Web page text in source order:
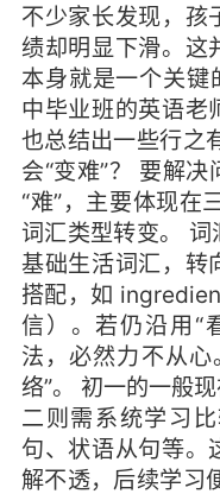
不少家长发现，孩
绩却明显下滑。这
本身就是一个关键
中毕业班的英语老
也总结出一些行之
会“变难”？ 要解
“难”，主要体现在
词汇类型转变。
基础生活词汇，转
搭配，如
信）。若仍沿用“
法，必然力不从心
络”。 初一的一般
二则需系统学习
句、状语从句等。
解不透，后续学习